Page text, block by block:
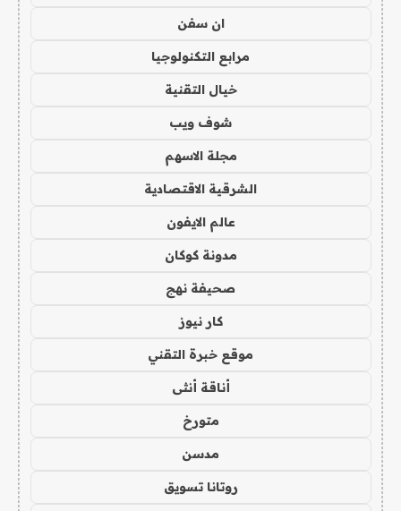
ان سفن
مرابع التكنولوجيا
خيال التقنية
شوف ويب
مجلة الاسهم
الشرقية الاقتصادية
عالم الايفون
مدونة كوكان
صحيفة نهج
كار نيوز
موقع خبرة التقني
أناقة أنثى
متورخ
مدسن
روتانا تسويق